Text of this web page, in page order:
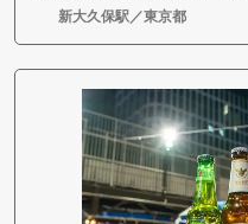
新大久保駅／東京都